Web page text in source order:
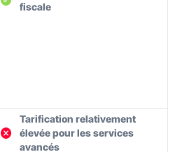
fiscale
Tarification relativement
élevée pour les services
avancés